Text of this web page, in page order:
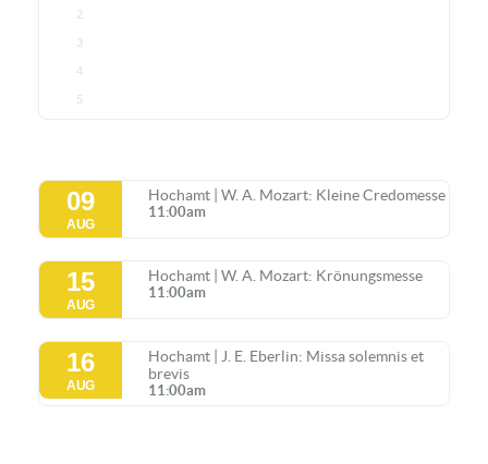
2
3
4
5
09
AUG
Hochamt | W. A. Mozart: Kleine Credomesse
11:00am
15
AUG
Hochamt | W. A. Mozart: Krönungsmesse
11:00am
16
AUG
Hochamt | J. E. Eberlin: Missa solemnis et
brevis
11:00am